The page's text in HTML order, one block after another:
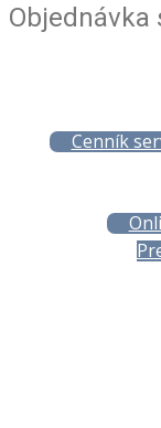
Objednávka
Cenník